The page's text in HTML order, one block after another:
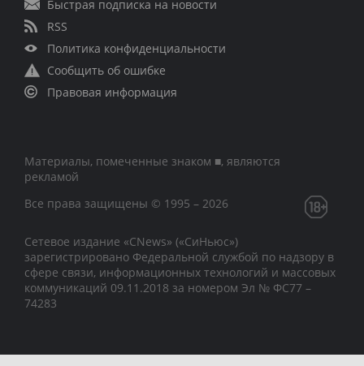
Быстрая подписка на новости
RSS
Политика конфиденциальности
Сообщить об ошибке
Правовая информация
Материалы, помеченные знаком ■, являются
рекламой
Все права защищены © 1995 – 2026
Сетевое издание «CNews» («СиНьюс»)
зарегистрировано Федеральной службой по надзору в
сфере связи, информационных технологий и массовых
коммуникаций 09.11.2018 за номером Эл № ФС77 –
74283